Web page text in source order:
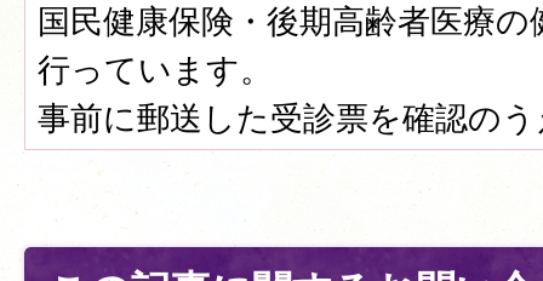
国民健康保険・後期高齢者医療
行っています。
事前に郵送した受診票を確認の